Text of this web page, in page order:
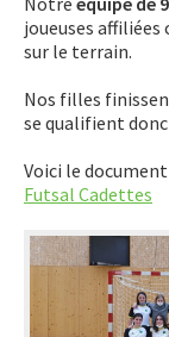
joueuses affiliées
sur le terrain.
Nos filles
se qualifient
Voici le
Futsal Cadettes